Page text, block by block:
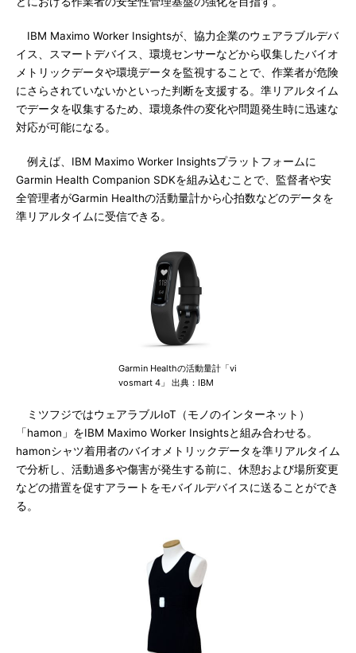
IBM Maximo Worker Insightsが、協力企業のウェアラブルデバ
イス、スマートデバイス、環境センサーなどから収集したバイオ
メトリックデータや環境データを監視することで、作業者が危険
にさらされていないかといった判断を支援する。準リアルタイム
でデータを収集するため、環境条件の変化や問題発生時に迅速な
対応が可能になる。
例えば、IBM Maximo Worker Insightsプラットフォームに
Garmin Health Companion SDKを組み込むことで、監督者や安
全管理者がGarmin Healthの活動量計から心拍数などのデータを
準リアルタイムに受信できる。
Garmin Healthの活動量計「vi
vosmart 4」 出典：IBM
ミツフジではウェアラブルIoT（モノのインターネット）
「hamon」をIBM Maximo Worker Insightsと組み合わせる。
hamonシャツ着用者のバイオメトリックデータを準リアルタイム
で分析し、活動過多や傷害が発生する前に、休憩および場所変更
などの措置を促すアラートをモバイルデバイスに送ることができ
る。